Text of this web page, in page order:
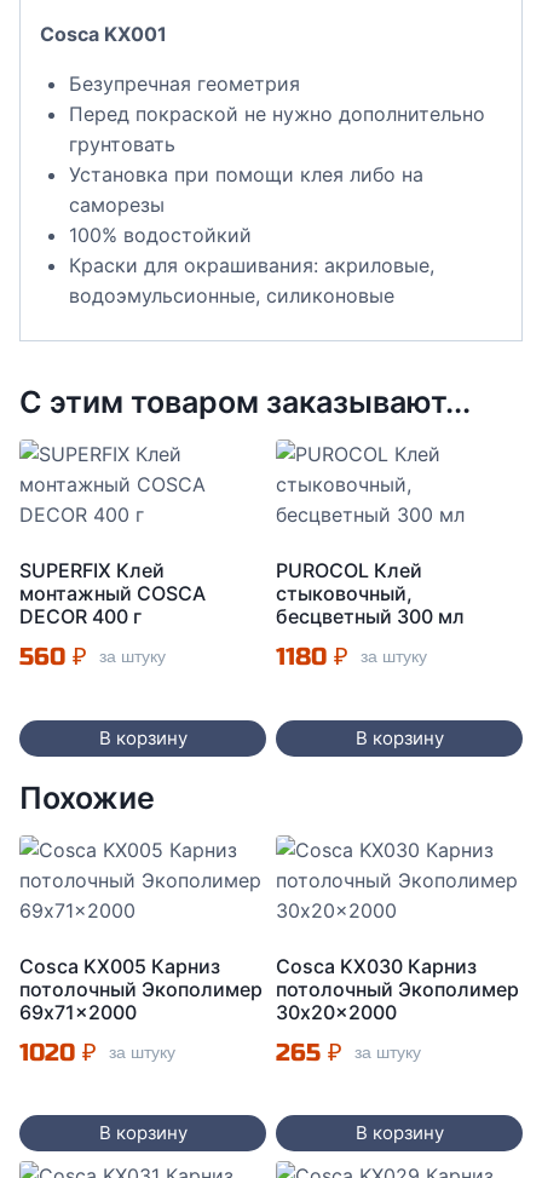
Cosca KX001
Безупречная геометрия
Перед покраской не нужно дополнительно
грунтовать
Установка при помощи клея либо на
саморезы
100% водостойкий
Краски для окрашивания: акриловые,
водоэмульсионные, силиконовые
С этим товаром заказывают...
SUPERFIX Клей
монтажный COSCA
DECOR 400 г
560 ₽ за штуку
В корзину
PUROCOL Клей
стыковочный,
бесцветный 300 мл
1180 ₽ за штуку
В корзину
Похожие
Cosca KX005 Карниз
потолочный Экополимер
69x71x2000
1020 ₽ за штуку
В корзину
Cosca KX030 Карниз
потолочный Экополимер
30x20x2000
265 ₽ за штуку
В корзину